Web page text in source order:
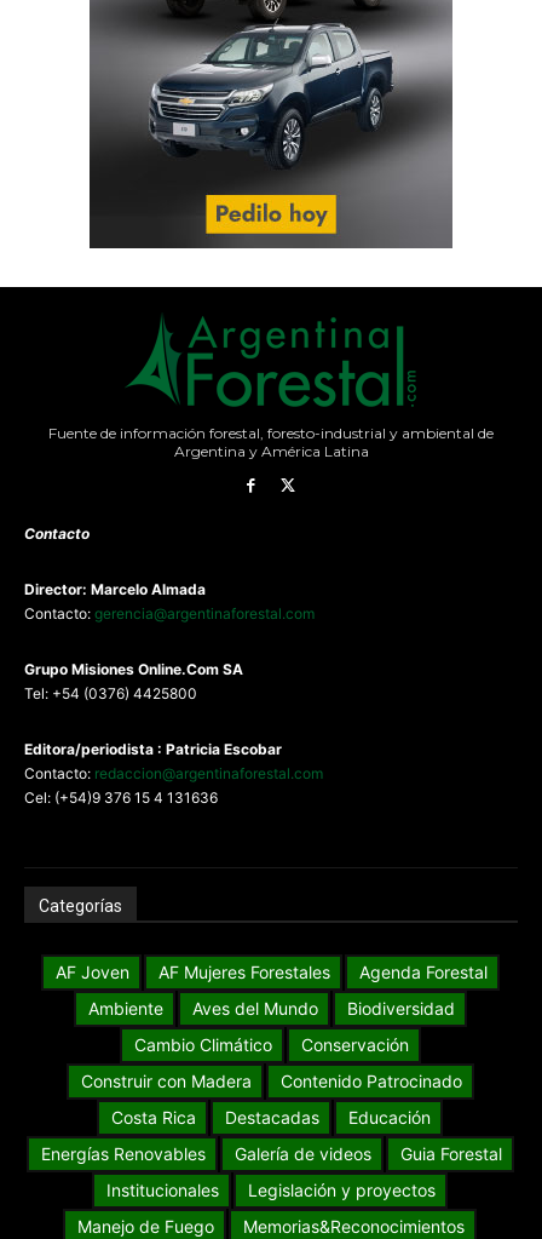
Fuente de información forestal, foresto-industrial y ambiental de
Argentina y América Latina
Contacto
Director: Marcelo Almada
Contacto: gerencia@argentinaforestal.com
Grupo Misiones Online.Com SA
Tel: +54 (0376) 4425800
Editora/periodista : Patricia Escobar
Contacto: redaccion@argentinaforestal.com
Cel: (+54)9 376 15 4 131636
Categorías
AF Joven AF Mujeres Forestales
Agenda Forestal
Ambiente
Aves del Mundo
Biodiversidad
Cambio Climático
Conservación
Construir con Madera
Contenido Patrocinado
Costa Rica
Destacadas
Educación
Energías Renovables
Galería de videos
Guia Forestal
Institucionales
Legislación y proyectos
Manejo de Fuego
Memorias&Reconocimientos